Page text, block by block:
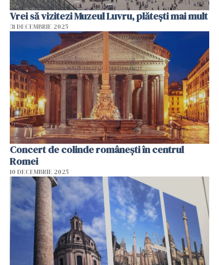
Vrei să vizitezi Muzeul Luvru, plătești mai mult
31 DECEMBRIE 2025
Concert de colinde româneşti în centrul
Romei
10 DECEMBRIE 2025